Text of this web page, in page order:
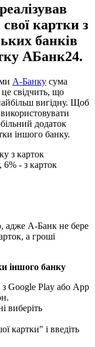
картки з
банків
АБанк24.
А-Банку сума
свідчить, що
вигідну. Щоб
додаток
іншого банку.
з карток
- з карток
адже А-Банк не бере
а гроші
іншого банку
з Google Play або App
виберіть
картки" і введіть